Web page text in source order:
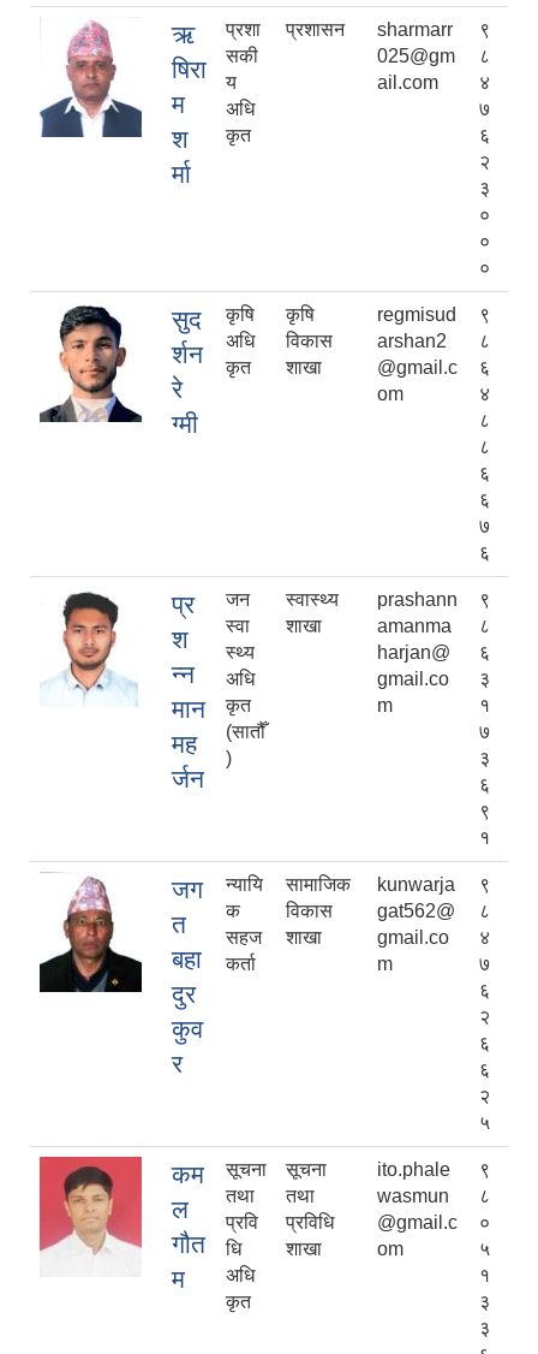
ऋ
षिरा
म
श
र्मा
प्रशा
सकी
य
अधि
कृत
प्रशासन
sharmarr
025@gm
ail.com
९
८
४
७
६
२
३
०
०
०
सुद
र्शन
रे
ग्मी
कृषि
अधि
कृत
कृषि
विकास
शाखा
regmisud
arshan2
@gmail.c
om
९
८
६
४
८
८
६
६
७
६
प्र
श
न्न
मान
मह
र्जन
जन
स्वा
स्थ्य
अधि
कृत
(सातौँ
)
स्वास्थ्य
शाखा
prashann
amanma
harjan@
gmail.co
m
९
८
६
३
१
७
३
६
९
१
जग
त
बहा
दुर
कुव
र
न्यायि
क
सहज
कर्ता
सामाजिक
विकास
शाखा
kunwarja
gat562@
gmail.co
m
९
८
४
७
६
२
६
६
२
५
कम
ल
गौत
म
सूचना
तथा
प्रवि
धि
अधि
कृत
सूचना
तथा
प्रविधि
शाखा
ito.phale
wasmun
@gmail.c
om
९
८
०
५
१
३
३